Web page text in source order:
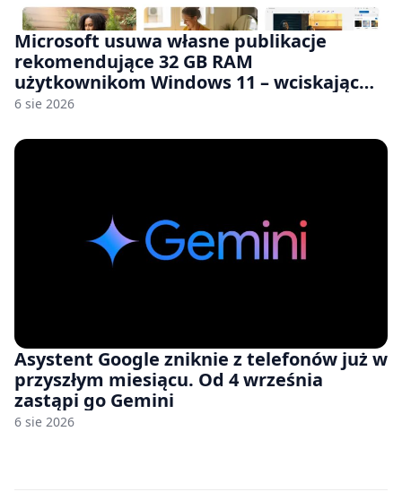
Microsoft usuwa własne publikacje
rekomendujące 32 GB RAM
użytkownikom Windows 11 – wciskając
nam przy tym komputery z 8 GB RAM po
6 sie 2026
Asystent Google zniknie z telefonów już w
przyszłym miesiącu. Od 4 września
zastąpi go Gemini
6 sie 2026